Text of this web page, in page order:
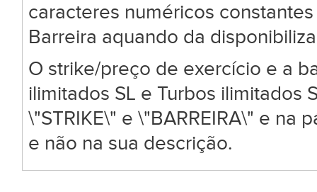
caracteres numéricos
Barreira aquando da
O strike/preço de exercício e a
ilimitados SL e Turbos ilimitados
\"STRIKE\" e \"BARREIRA\" e na
e não na sua descrição.